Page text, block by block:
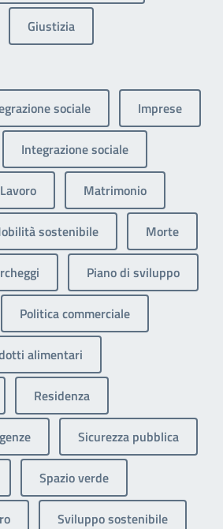
Giustizia
sociale Imprese
Integrazione sociale
Lavoro Matrimonio
sostenibile Morte
Piano di sviluppo
Politica commerciale
alimentari
Residenza
Sicurezza pubblica
Spazio verde
Sviluppo sostenibile